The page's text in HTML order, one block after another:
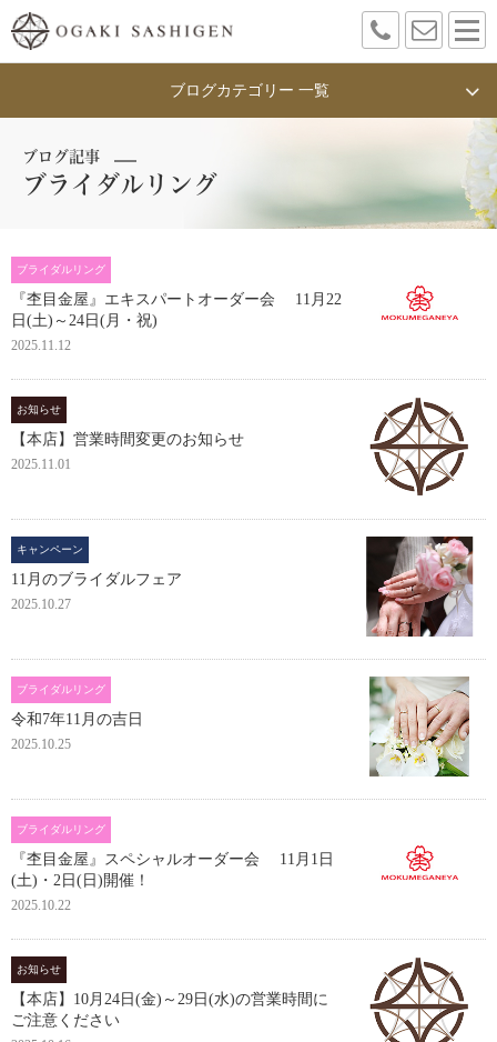
ブログカテゴリー 一覧
ブログ記事
ブライダルリング
ブライダルリング
『杢目金屋』エキスパートオーダー会 11月22
日(土)～24日(月・祝)
2025.11.12
お知らせ
【本店】営業時間変更のお知らせ
2025.11.01
キャンペーン
11月のブライダルフェア
2025.10.27
ブライダルリング
令和7年11月の吉日
2025.10.25
ブライダルリング
『杢目金屋』スペシャルオーダー会 11月1日
(土)・2日(日)開催！
2025.10.22
お知らせ
【本店】10月24日(金)～29日(水)の営業時間に
ご注意ください